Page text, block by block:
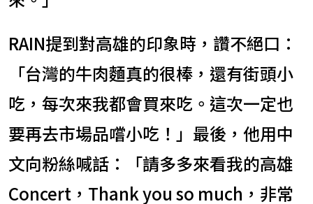
RAIN提到對高雄的印象時，讚不絕口：
「台灣的牛肉麵真的很棒，還有街頭小
吃，每次來我都會買來吃。這次一定也
要再去市場品嚐小吃！」最後，他用中
文向粉絲喊話：「請多多來看我的高雄
Concert，Thank you so much，非常